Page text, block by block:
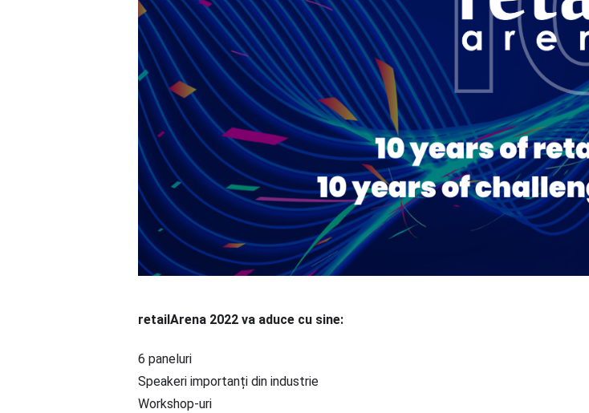
retailArena 2022 va aduce cu sine:
6 paneluri
Speakeri importanți din industrie
Workshop-uri